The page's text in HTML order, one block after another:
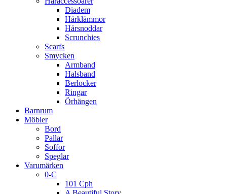
Diadem
Hårklämmor
Hårsnoddar
Scrunchies
Scarfs
Smycken
Armband
Halsband
Berlocker
Ringar
Örhängen
Barnrum
Möbler
Bord
Pallar
Soffor
Speglar
Varumärken
0-C
101 Cph